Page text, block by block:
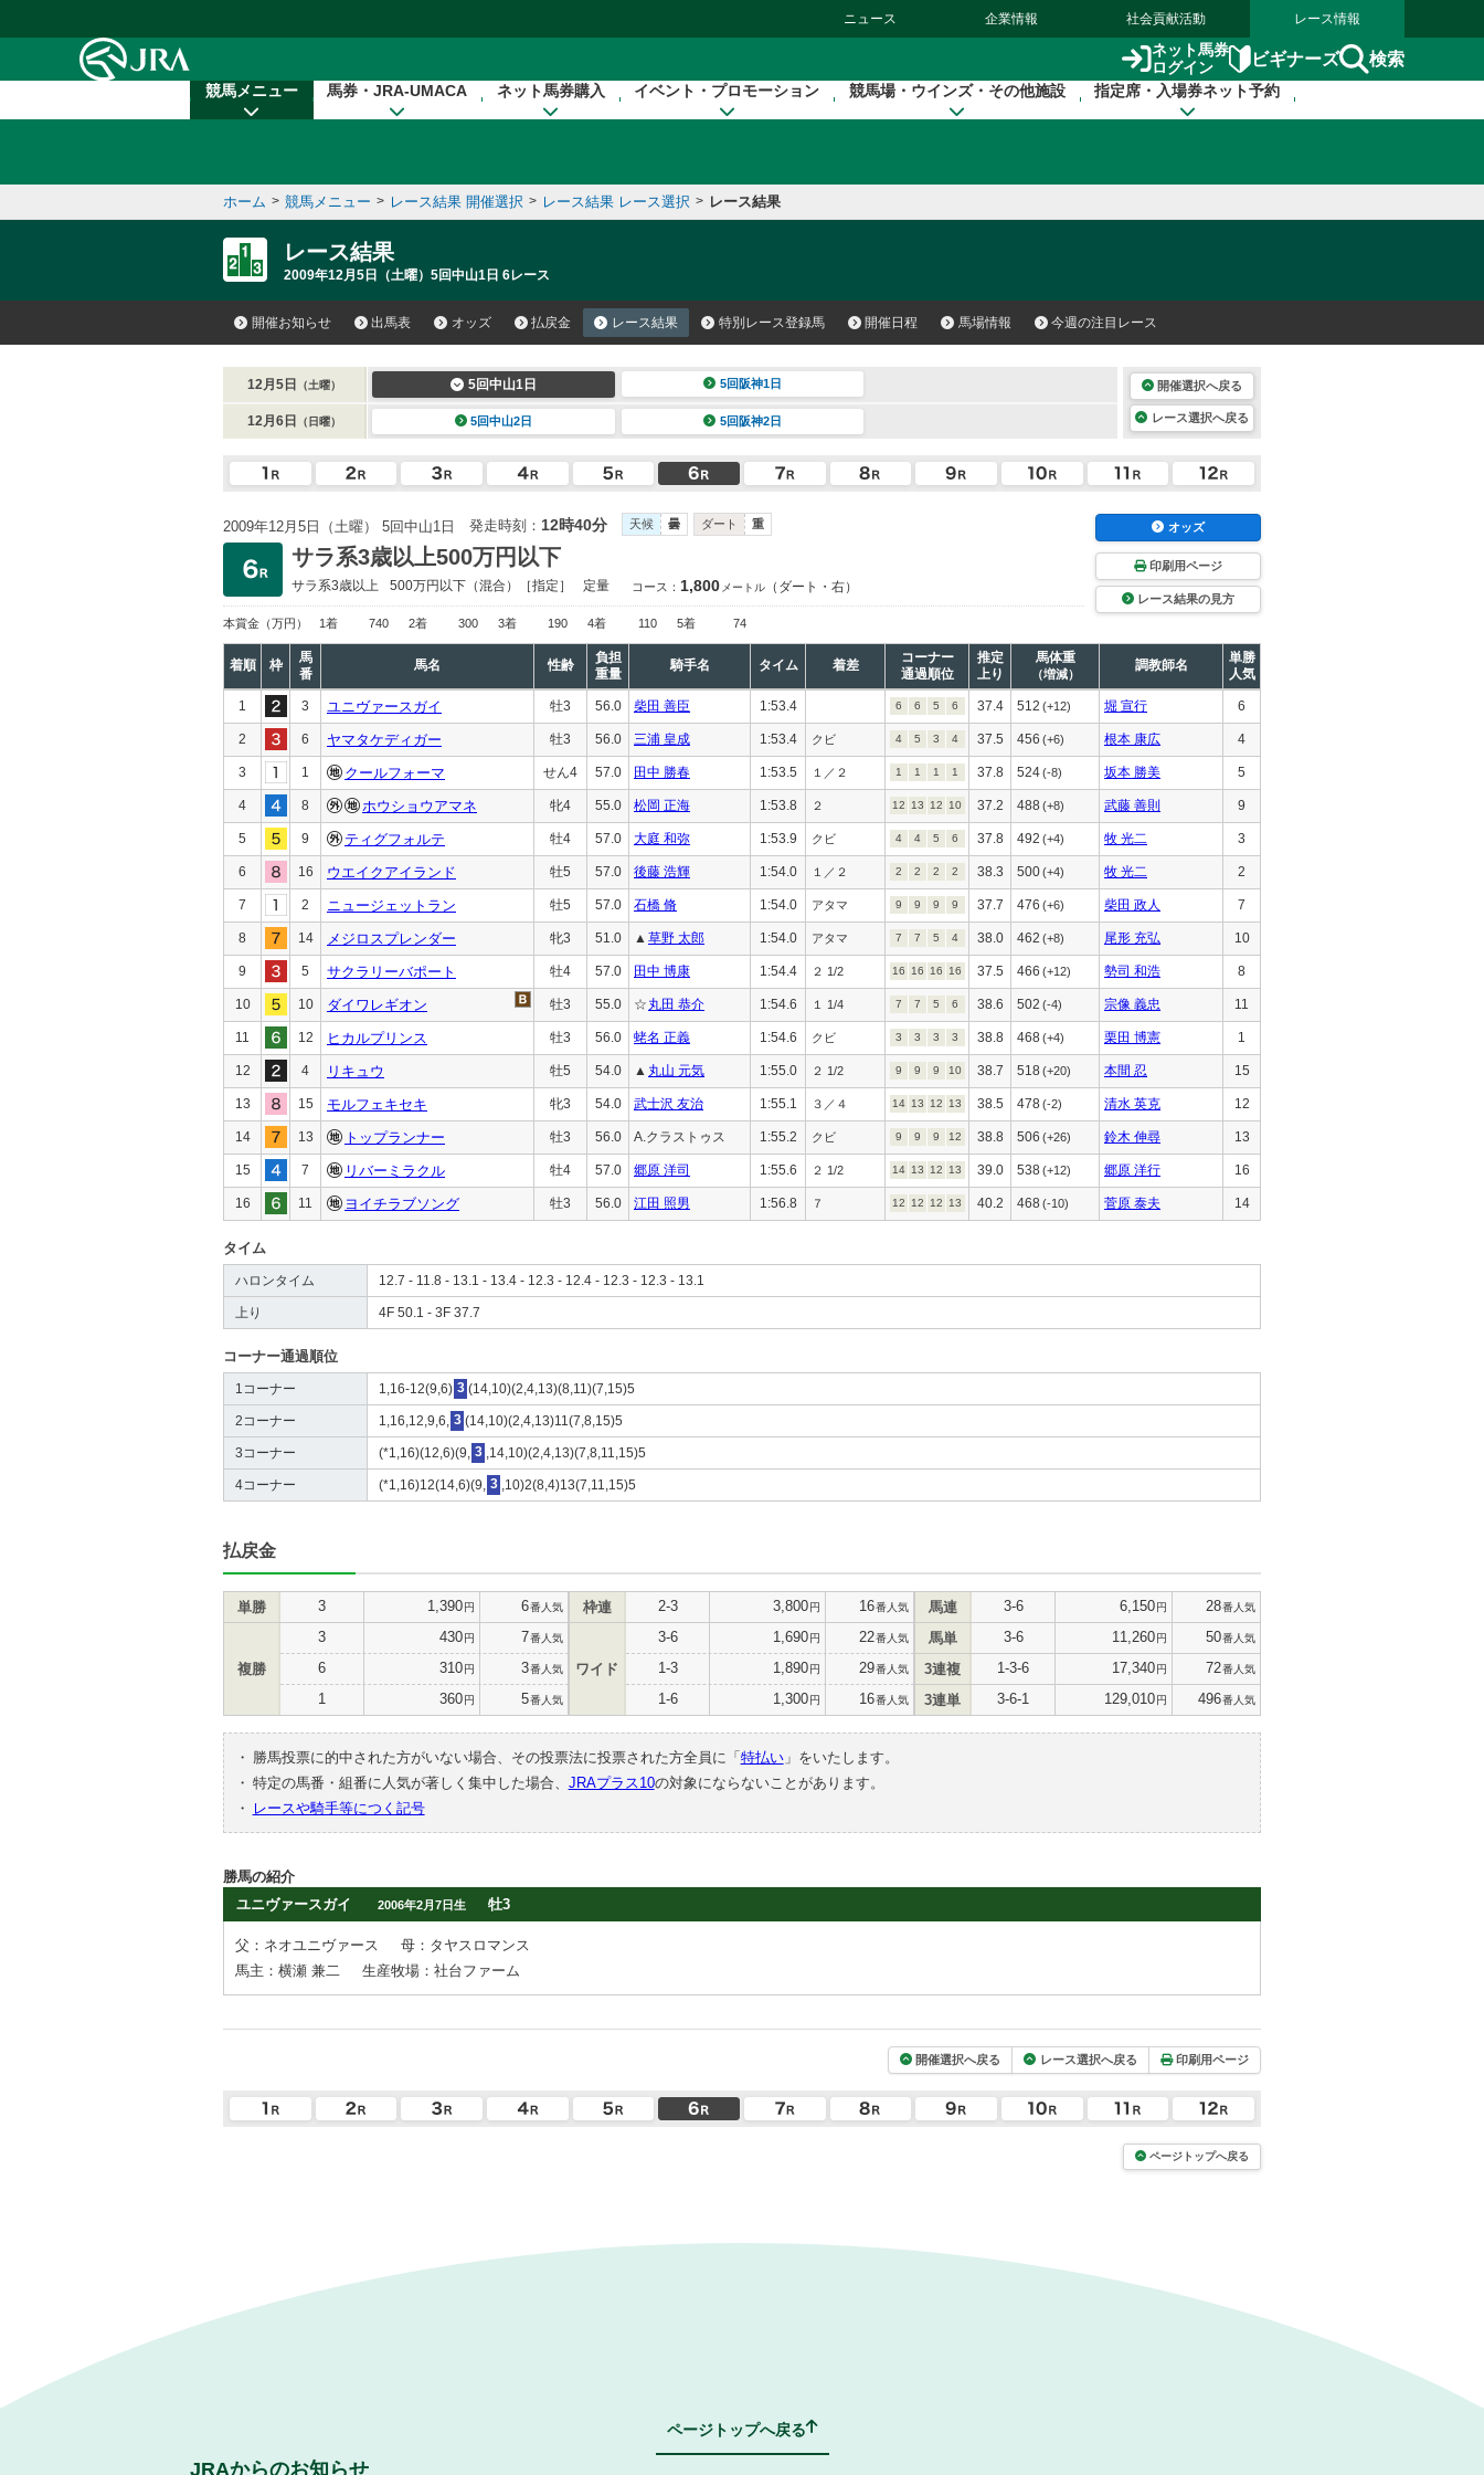
ニュース 企業情報 社会貢献活動 レース情報
ネット馬券
ログイン
ビギナーズ 検索
競馬メニュー 馬券・JRA-UMACA ネット馬券購入 イベント・プロモーション 競馬場・ウインズ・その他施設 指定席・入場券ネット予約
ホーム > 競馬メニュー > レース結果 開催選択 > レース結果 レース選択 > レース結果
レース結果
2009年12月5日（土曜）5回中山1日 6レース
開催お知らせ 出馬表 オッズ 払戻金 レース結果 特別レース登録馬 開催日程 馬場情報 今週の注目レース
12月5日 （土曜） 5回中山1日 5回阪神1日
12月6日 （日曜） 5回中山2日 5回阪神2日
開催選択へ戻る
レース選択へ戻る
2009年12月5日（土曜） 5回中山1日 発走時刻： 12時40分 天候 曇 ダート 重
サラ系3歳以上500万円以下
サラ系3歳以上 500万円以下 （混合）［指定］ 定量 コース： 1,800 メートル （ダート・右）
本賞金 （万円） 1着 740 2着 300 3着 190 4着 110 5着 74
オッズ
印刷用ページ
レース結果の見方
着順 枠
馬
番
馬名 性齢
負担
重量
騎手名 タイム 着差
コーナー
通過順位
推定
上り
馬体重
（増減）
調教師名
単勝
人気
1 3 ユニヴァースガイ 牡3 56.0 柴田 善臣 1:53.4 6 6 5 6 37.4 512 (+12) 堀 宣行 6
2 6 ヤマタケディガー 牡3 56.0 三浦 皇成 1:53.4 クビ 4 5 3 4 37.5 456 (+6) 根本 康広 4
3 1 クールフォーマ せん4 57.0 田中 勝春 1:53.5 １／２ 1 1 1 1 37.8 524(-8) 坂本 勝美 5
4 8 ホウショウアマネ 牝4 55.0 松岡 正海 1:53.8 ２ 12 13 12 10 37.2 488 (+8) 武藤 善則 9
5 9 ティグフォルテ 牡4 57.0 大庭 和弥 1:53.9 クビ 4 4 5 6 37.8 492 (+4) 牧 光二 3
6 16 ウエイクアイランド 牡5 57.0 後藤 浩輝 1:54.0 １／２ 2 2 2 2 38.3 500(+4) 牧 光二 2
7 2 ニュージェットラン 牡5 57.0 石橋 脩 1:54.0 アタマ 9 9 9 9 37.7 476 (+6) 柴田 政人 7
8 14 メジロスプレンダー 牝3 51.0 ▲ 草野 太郎 1:54.0 アタマ 7 7 5 4 38.0 462 (+8) 尾形 充弘 10
9 5 サクラリーバポート 牡4 57.0 田中 博康 1:54.4 ２ 1/2 16 16 16 16 37.5 466 (+12) 勢司 和浩 8
10 10 ダイワレギオン 牡3 55.0 ☆ 丸田 恭介 1:54.6 １ 1/4 7 7 5 6 38.6 502 (-4) 宗像 義忠 11
11 12 ヒカルプリンス 牡3 56.0 蛯名 正義 1:54.6 クビ 3 3 3 3 38.8 468(+4) 栗田 博憲 1
12 4 リキュウ 牡5 54.0 ▲ 丸山 元気 1:55.0 ２ 1/2 9 9 9 10 38.7 518 (+20) 本間 忍 15
13 15 モルフェキセキ 牝3 54.0 武士沢 友治 1:55.1 ３／４ 14 13 12 13 38.5 478(-2) 清水 英克 12
14 13 トップランナー 牡3 56.0 A.クラストゥス 1:55.2 クビ 9 9 9 12 38.8 506 (+26) 鈴木 伸尋 13
15 7 リバーミラクル 牡4 57.0 郷原 洋司 1:55.6 ２ 1/2 14 13 12 13 39.0 538(+12) 郷原 洋行 16
16 11 ヨイチラブソング 牡3 56.0 江田 照男 1:56.8 ７ 12 12 12 13 40.2 468 (-10) 菅原 泰夫 14
タイム
ハロンタイム 12.7 - 11.8 - 13.1 - 13.4 - 12.3 - 12.4 - 12.3 - 12.3 - 13.1
上り 4F 50.1 - 3F 37.7
コーナー通過順位
1コーナー 1,16-12(9,6) 3 (14,10)(2,4,13)(8,11)(7,15)5
2コーナー 1,16,12,9,6, 3 (14,10)(2,4,13)11(7,8,15)5
3コーナー (*1,16)(12,6)(9, 3 ,14,10)(2,4,13)(7,8,11,15)5
4コーナー (*1,16)12(14,6)(9, 3 ,10)2(8,4)13(7,11,15)5
払戻金
単勝 3 1,390円 6番人気
複勝
3 430円 7番人気
6 310円 3番人気
1 360円 5番人気
枠連 2-3 3,800円 16番人気
ワイド
3-6 1,690円 22番人気
1-3 1,890円 29番人気
1-6 1,300円 16番人気
馬連 3-6 6,150円 28番人気
馬単 3-6 11,260円 50番人気
3連複 1-3-6 17,340円 72番人気
3連単 3-6-1 129,010円 496番人気
・ 勝馬投票に的中された方がいない場合、その投票法に投票された方全員に「 特払い」をいたします。
・ 特定の馬番・組番に人気が著しく集中した場合、 JRAプラス10の対象にならないことがあります。
・
レースや騎手等につく記号
勝馬の紹介
ユニヴァースガイ
2006年2月7日生 牡3
父：ネオユニヴァース
母：タヤスロマンス
馬主：横瀬 兼二
生産牧場：社台ファーム
開催選択へ戻る レース選択へ戻る 印刷用ページ
ページトップへ戻る
ページトップへ戻る
JRAからのお知らせ